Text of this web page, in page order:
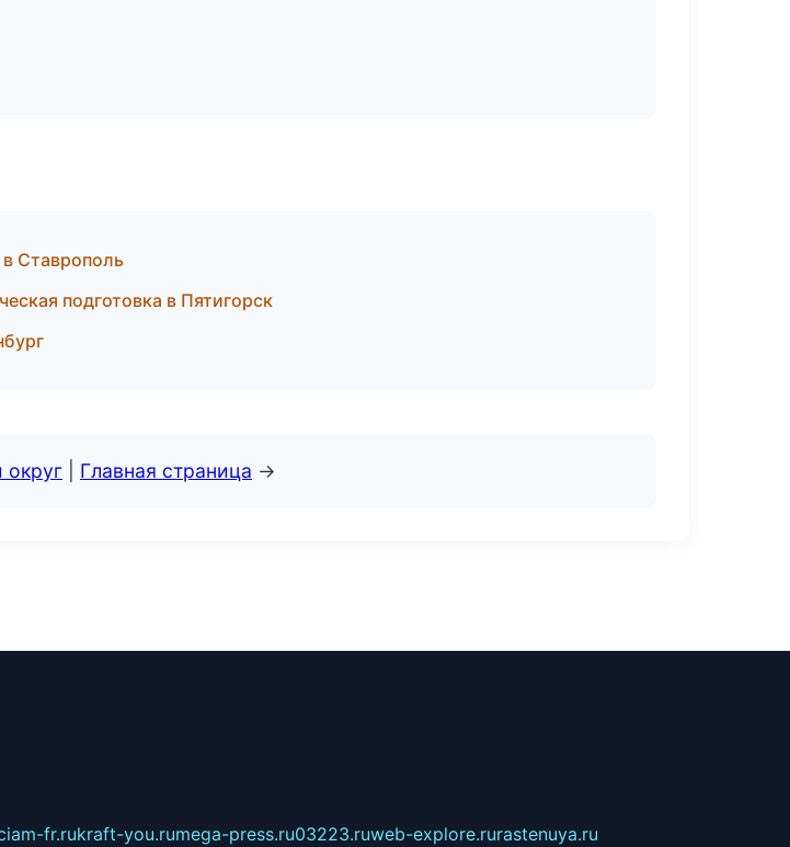
Ставрополь
подготовка в Пятигорск
Главная страница →
fr.rukraft-you.rumega-press.ru03223.ruweb-explore.rurastenuya.ru